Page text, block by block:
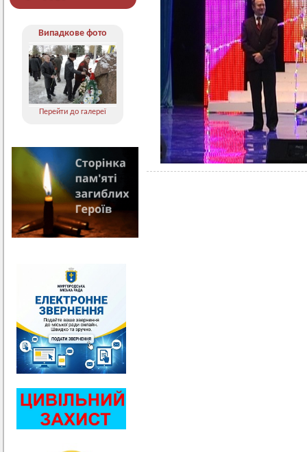
Випадкове фото
Перейти до галереї